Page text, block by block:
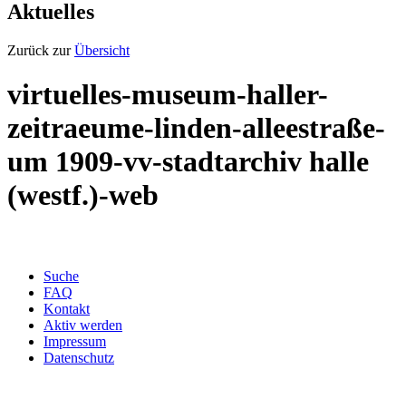
Aktuelles
Zurück zurÜbersicht
virtuelles-museum-haller-
zeitraeume-linden-alleestraße-
um 1909-vv-stadtarchiv halle
(westf.)-web
Suche
FAQ
Kontakt
Aktiv werden
Impressum
Datenschutz